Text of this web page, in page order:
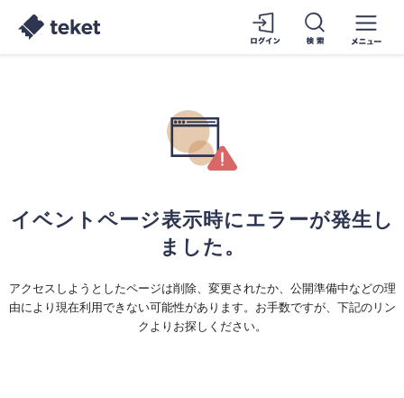
イベントページ表示時にエラーが発生し
ました。
アクセスしようとしたページは削除、変更されたか、公開準備中などの理
由により現在利用できない可能性があります。お手数ですが、下記のリン
クよりお探しください。